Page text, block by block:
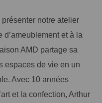
notre atelier
et à la
AMD partage sa
espaces de vie en un
Avec 10 années
et la confection, Arthur